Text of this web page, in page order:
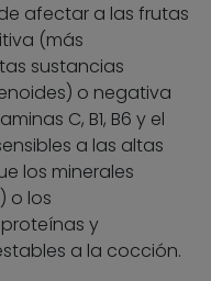
afectar a las frutas
(más
sustancias
o negativa
C, B1, B6 y el
a las altas
los minerales
o los
y
a la cocción.